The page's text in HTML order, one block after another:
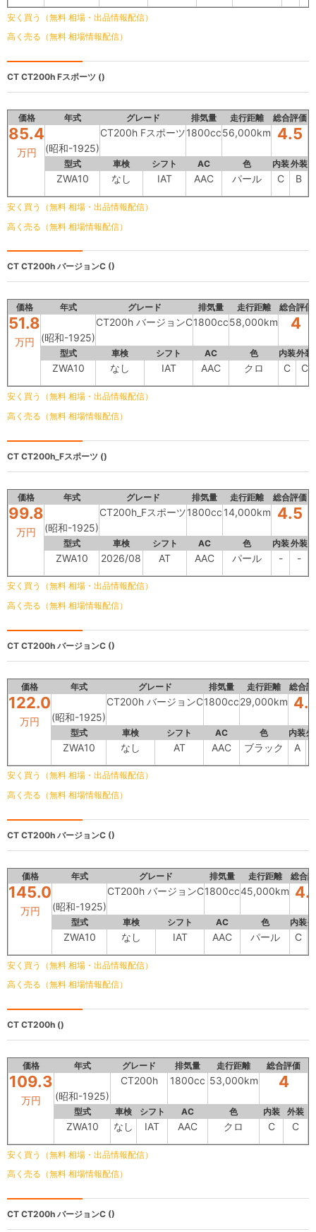
安く買う（無料 相場・出品情報配信）
高く売る（無料 相場情報配信）
CT CT200h Fスポーツ ()
価格 年式 グレード 排気量 走行距離 総合評価
85.4
万円 (昭和-1925)
CT200h Fスポーツ1800cc56,000km 4.5
型式 車検 シフト AC 色 内装外装
ZWA10 なし IAT AAC パール C B
安く買う（無料 相場・出品情報配信）
高く売る（無料 相場情報配信）
CT CT200h バージョンC ()
価格 年式 グレード 排気量 走行距離 総合評価
51.8
万円 (昭和-1925)
CT200h バージョンC1800cc58,000km 4
型式 車検 シフト AC 色 内装外装
ZWA10 なし IAT AAC クロ C C
安く買う（無料 相場・出品情報配信）
高く売る（無料 相場情報配信）
CT CT200h_Fスポーツ ()
価格 年式 グレード 排気量 走行距離 総合評価
99.8
万円 (昭和-1925)
CT200h_Fスポーツ1800cc 14,000km 4.5
型式 車検 シフト AC 色 内装外装
ZWA10 2026/08 AT AAC パール - -
安く買う（無料 相場・出品情報配信）
高く売る（無料 相場情報配信）
CT CT200h バージョンC ()
価格 年式 グレード 排気量 走行距離 総合評
122.0
万円 (昭和-1925)
CT200h バージョンC1800cc29,000km
型式 車検 シフト AC 色 内装
ZWA10 なし AT AAC ブラック A
安く買う（無料 相場・出品情報配信）
高く売る（無料 相場情報配信）
CT CT200h バージョンC ()
価格 年式 グレード 排気量 走行距離 総合
145.0
万円 (昭和-1925)
CT200h バージョンC1800cc45,000km
型式 車検 シフト AC 色 内装
ZWA10 なし IAT AAC パール C
安く買う（無料 相場・出品情報配信）
高く売る（無料 相場情報配信）
CT CT200h ()
価格 年式 グレード 排気量 走行距離 総合評価
109.3
万円 (昭和-1925)
CT200h 1800cc 53,000km 4
型式 車検 シフト AC 色 内装 外装
ZWA10 なし IAT AAC クロ C C
安く買う（無料 相場・出品情報配信）
高く売る（無料 相場情報配信）
CT CT200h バージョンC ()